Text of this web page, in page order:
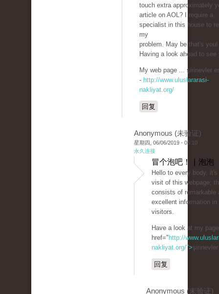
touch extra approximately
article on AOL? I require a
specialist in this house to
my
problem. May be that's you!
Having a look ahead to see
My web page ... şirinevler
- http://www.uluslararasi-
nakliyat.org/
回复
Anonymous (未验证)
星期四, 06/06/2019 - 05:10
永久连接
冒个泡吧！ | 泡泡
Hello to every body,
visit of this webpage;
consists of remarkable
excellent information in
visitors.
Have a look at my
href=" http://
nakliyat.org/">
回复
Anonymous (未验证)